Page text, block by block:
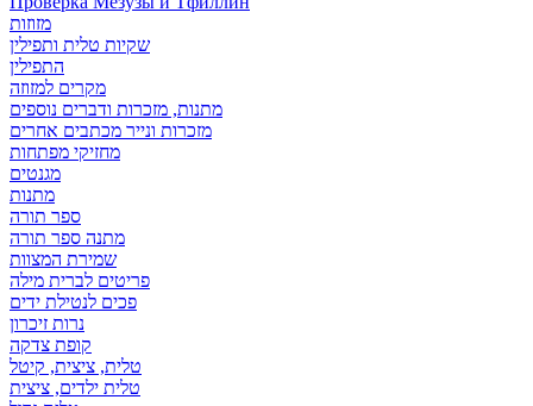
מזוזות
שקיות טלית ותפילין
התפילין
מקרים למזוזה
מתנות, מזכרות ודברים נוספים
מזכרות ונייר מכתבים אחרים
מחזיקי מפתחות
מגנטים
מתנות
ספר תורה
מתנה ספר תורה
שמירת המצוות
פריטים לברית מילה
פכים לנטילת ידים
נרות זיכרון
קופת צדקה
טלית, ציצית, קיטל
טלית ילדים, ציצית